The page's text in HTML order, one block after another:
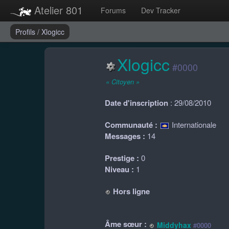
Atelier 801 Forums Dev Tracker
Profils / Xlogicc
Xlogicc #0000
« Citoyen »
Date d'inscription : 29/08/2010
Communauté : Internationale
Messages : 14
Prestige : 0
Niveau : 1
Hors ligne
Âme sœur : Middyhax #0000